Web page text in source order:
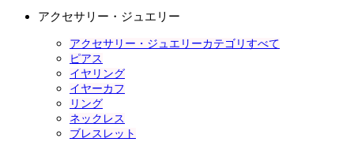
アクセサリー・ジュエリー
アクセサリー・ジュエリーカテゴリすべて
ピアス
イヤリング
イヤーカフ
リング
ネックレス
ブレスレット